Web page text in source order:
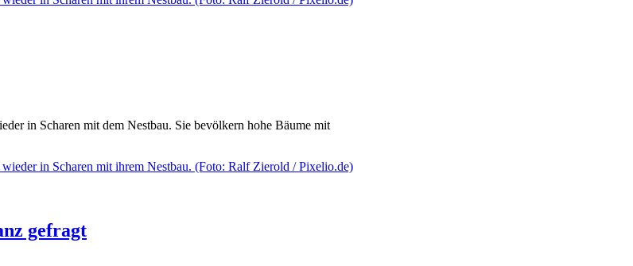
in Scharen mit dem Nestbau. Sie bevölkern hohe Bäume mit
gefragt